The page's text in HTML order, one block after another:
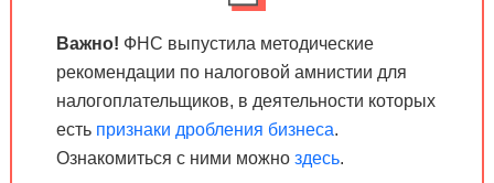
Важно! ФНС выпустила методические
рекомендации по налоговой амнистии для
налогоплательщиков, в деятельности которых
есть признаки дробления бизнеса.
Ознакомиться с ними можно здесь.